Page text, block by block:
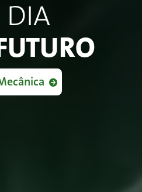
DIA